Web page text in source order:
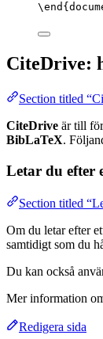
\end {
CiteDrive:
Section titled
CiteDrive är till
BibLaTeX.
Letar du efter
Section titled
Om du letar efter
samtidigt som du
Du kan också
Mer information
Redigera sida